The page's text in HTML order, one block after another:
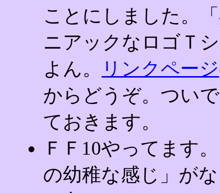
ことにしました。
ニアックなロゴＴ
よん。
リンクページ
からどうぞ。つい
ておきます。
ＦＦ10やってます
の幼稚な感じ」が